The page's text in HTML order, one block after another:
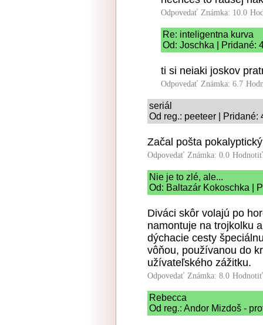
Odpovedať Známka: 10.0
Re: inteligentna kurva
Od: Joschka | Pridané:
ti si neiaki joskov
Odpovedať Známka: 6.7
seriál
Od reg.: peeteer | Pridané:
Začal pošta
Odpovedať Známka: 0.0
Nie je to zlé, ale...
Od: Baltazár Kokoschka |
Diváci skôr volajú po
namontuje na trojkolku
dýchacie cesty
vôňou, používanou do
užívateľského zážitku.
Odpovedať Známka: 8.0
Rebecca
Od reg.: Andor Mizdoš -